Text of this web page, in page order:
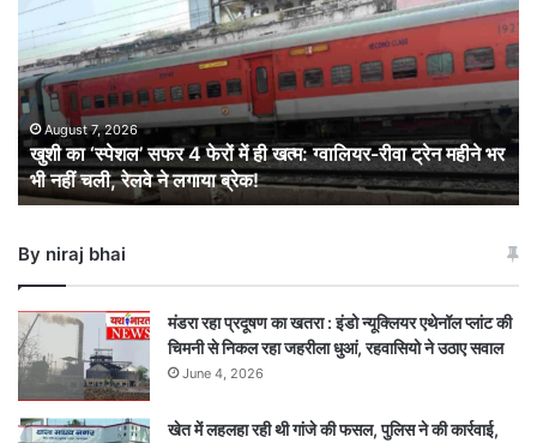
सफर
4
फेरों
में
ही
खत्म:
ग्वालियर-
रीवा
महीने
नहीं
चली,
रेलवे
ने
लगाया
August 7, 2026
खुशी का ‘स्पेशल’ सफर 4 फेरों में ही खत्म: ग्वालियर-रीवा ट्रेन महीने भर
भी नहीं चली, रेलवे ने लगाया ब्रेक!
By niraj bhai
मंडरा रहा प्रदूषण का खतरा : इंडो न्यूक्लियर एथेनॉल प्लांट की
चिमनी से निकल रहा जहरीला धुआं, रहवासियो ने उठाए सवाल
June 4, 2026
खेत में लहलहा रही थी गांजे की फसल, पुलिस ने की कार्रवाई,